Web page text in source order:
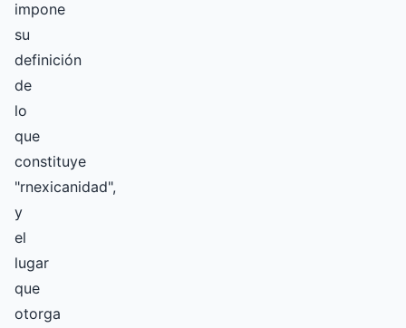
impone
su
definición
de
lo
que
constituye
"rnexicanidad",
y
el
lugar
que
otorga